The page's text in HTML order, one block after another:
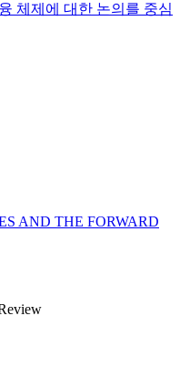
체제에 대한 논의를 중심
AND THE FORWARD